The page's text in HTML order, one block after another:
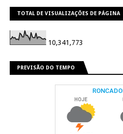
TOTAL DE VISUALIZAÇÕES DE PÁGINA
10,341,773
PREVISÃO DO TEMPO